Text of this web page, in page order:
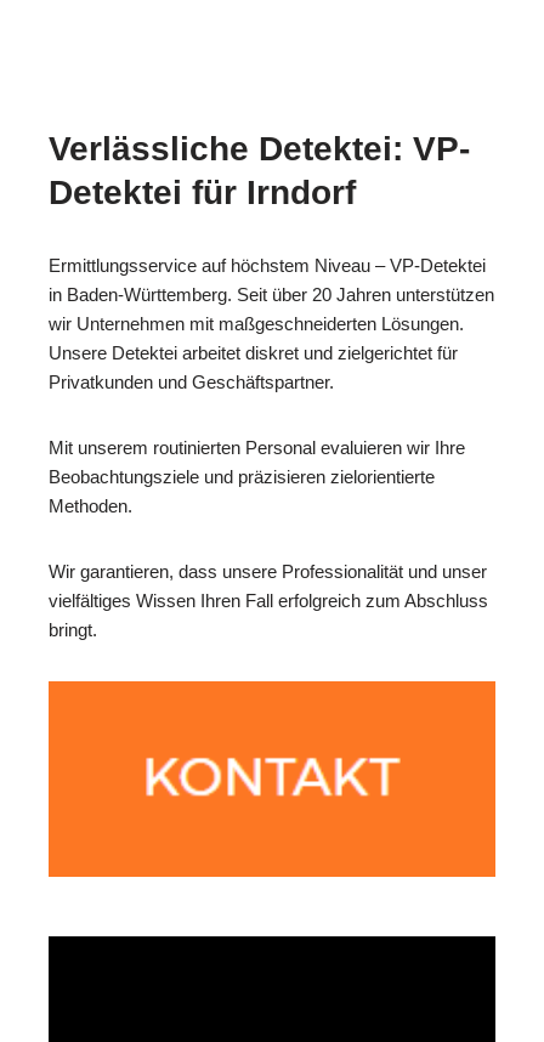
Verlässliche Detektei: VP-
Detektei für Irndorf
Ermittlungsservice auf höchstem Niveau – VP-Detektei
in Baden-Württemberg. Seit über 20 Jahren unterstützen
wir Unternehmen mit maßgeschneiderten Lösungen.
Unsere Detektei arbeitet diskret und zielgerichtet für
Privatkunden und Geschäftspartner.
Mit unserem routinierten Personal evaluieren wir Ihre
Beobachtungsziele und präzisieren zielorientierte
Methoden.
Wir garantieren, dass unsere Professionalität und unser
vielfältiges Wissen Ihren Fall erfolgreich zum Abschluss
bringt.